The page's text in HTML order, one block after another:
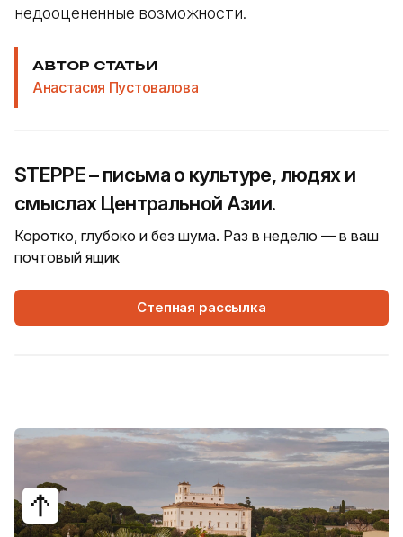
недооцененные возможности.
АВТОР СТАТЬИ
Анастасия Пустовалова
STEPPE – письма о культуре, людях и
смыслах Центральной Азии.
Коротко, глубоко и без шума. Раз в неделю — в ваш
почтовый ящик
Степная рассылка